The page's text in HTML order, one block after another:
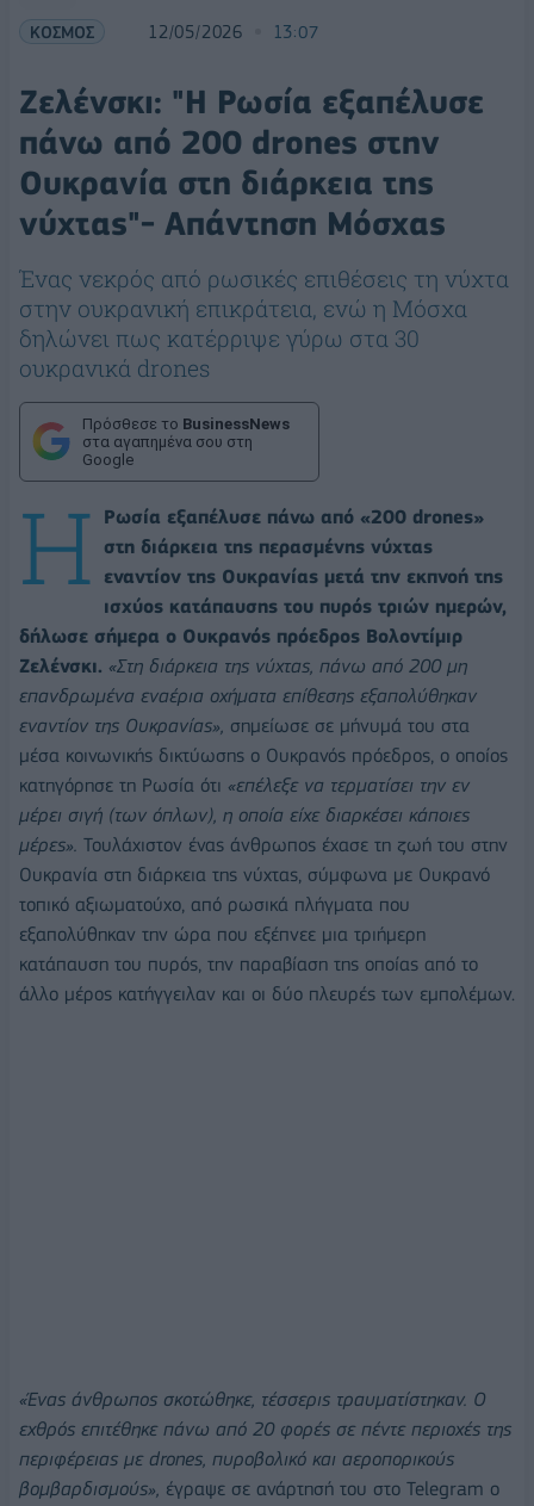
ΚΟΣΜΟΣ 12/05/2026 13:07
Ζελένσκι: "Η Ρωσία εξαπέλυσε
πάνω από 200 drones στην
Ουκρανία στη διάρκεια της
νύχτας"- Απάντηση Μόσχας
Ένας νεκρός από ρωσικές επιθέσεις τη νύχτα
στην ουκρανική επικράτεια, ενώ η Μόσχα
δηλώνει πως κατέρριψε γύρω στα 30
ουκρανικά drones
Πρόσθεσε το BusinessNews
στα αγαπημένα σου στη
Google
Η
Ρωσία εξαπέλυσε πάνω από «200 drones»
στη διάρκεια της περασμένης νύχτας
εναντίον της Ουκρανίας μετά την εκπνοή της
ισχύος κατάπαυσης του πυρός τριών ημερών,
δήλωσε σήμερα ο Ουκρανός πρόεδρος Βολοντίμιρ
Ζελένσκι. «Στη διάρκεια της νύχτας, πάνω από 200 μη
επανδρωμένα εναέρια οχήματα επίθεσης εξαπολύθηκαν
εναντίον της Ουκρανίας», σημείωσε σε μήνυμά του στα
μέσα κοινωνικής δικτύωσης ο Ουκρανός πρόεδρος, ο οποίος
κατηγόρησε τη Ρωσία ότι «επέλεξε να τερματίσει την εν
μέρει σιγή (των όπλων), η οποία είχε διαρκέσει κάποιες
μέρες». Τουλάχιστον ένας άνθρωπος έχασε τη ζωή του στην
Ουκρανία στη διάρκεια της νύχτας, σύμφωνα με Ουκρανό
τοπικό αξιωματούχο, από ρωσικά πλήγματα που
εξαπολύθηκαν την ώρα που εξέπνεε μια τριήμερη
κατάπαυση του πυρός, την παραβίαση της οποίας από το
άλλο μέρος κατήγγειλαν και οι δύο πλευρές των εμπολέμων.
«Ένας άνθρωπος σκοτώθηκε, τέσσερις τραυματίστηκαν. Ο
εχθρός επιτέθηκε πάνω από 20 φορές σε πέντε περιοχές της
περιφέρειας με drones, πυροβολικό και αεροπορικούς
βομβαρδισμούς», έγραψε σε ανάρτησή του στο Telegram ο